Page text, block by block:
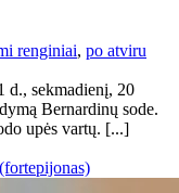
renginiai, po atviru
sekmadienį, 20
Bernardinų sode.
upės vartų. [...]